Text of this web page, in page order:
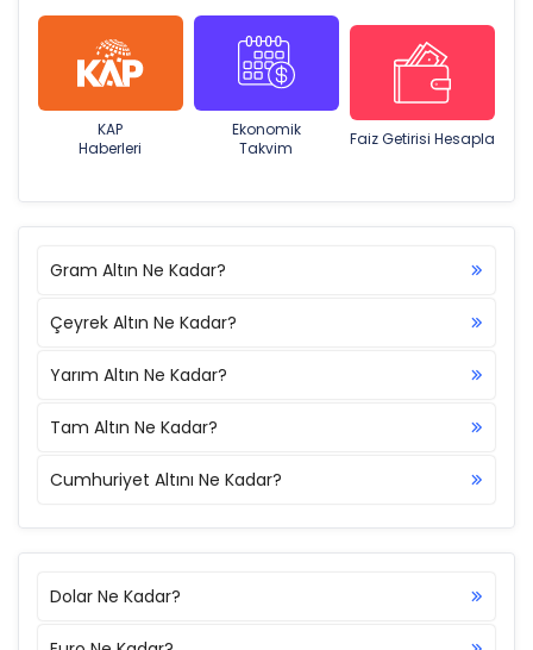
KAP
Haberleri
Ekonomik
Takvim
Faiz Getirisi Hesapla
Gram Altın Ne Kadar?
Çeyrek Altın Ne Kadar?
Yarım Altın Ne Kadar?
Tam Altın Ne Kadar?
Cumhuriyet Altını Ne Kadar?
Dolar Ne Kadar?